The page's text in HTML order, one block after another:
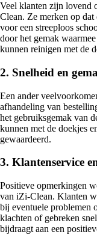
Veel klanten zijn lovend
Clean. Ze merken op
voor een streeploos
door het gemak
kunnen reinigen met de
2. Snelheid en
Een ander
afhandeling van
het gebruiksgemak van
kunnen met de doekjes
gewaardeerd.
3. Klantenservice
Positieve opmerkingen
van iZi-Clean. Klanten
bij eventuele problemen
klachten of gebreken
bijdraagt aan een